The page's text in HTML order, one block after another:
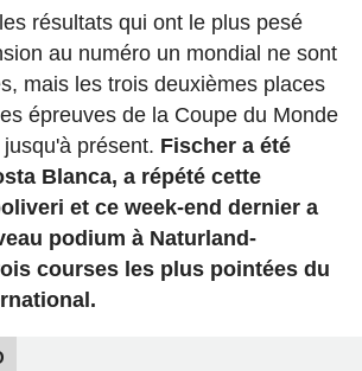
résultats qui ont le plus pesé
au numéro un mondial ne sont
mais les trois deuxièmes places
épreuves de la Coupe du Monde
présent. Fischer a été
Blanca, a répété cette
et ce week-end dernier a
podium à Naturland-
courses les plus pointées du